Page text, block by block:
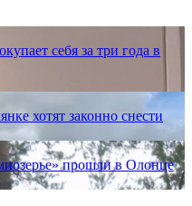
себя за три года в
хотят законно снести
прошли в Олонце